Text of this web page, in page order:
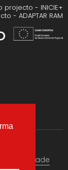
projecto - INICIE+
- ADAPTAR RAM
Privacidade